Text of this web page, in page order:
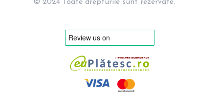
© 2024 Toate drepturile sunt rezervate.